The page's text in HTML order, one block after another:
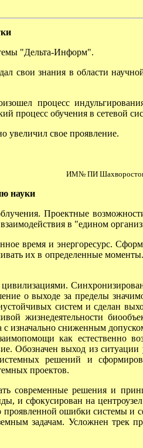
"Дельта-Информ".
свои знания в области
процесс
процесс обучения в сетевой
увеличил свое проявление.
ИМ№ ПИ
науки
Проектные
в "едином
время и энергоресурс.
их в определенные
о выходе за пределы
систем и сделан
жизнедеятельности
изначально сниженным
как естественно
Обозначен выход из
решений и
проектов.
современные решения и
и сфокусирован на
проявленной ошибки системы и
задачам. Усложнен трек